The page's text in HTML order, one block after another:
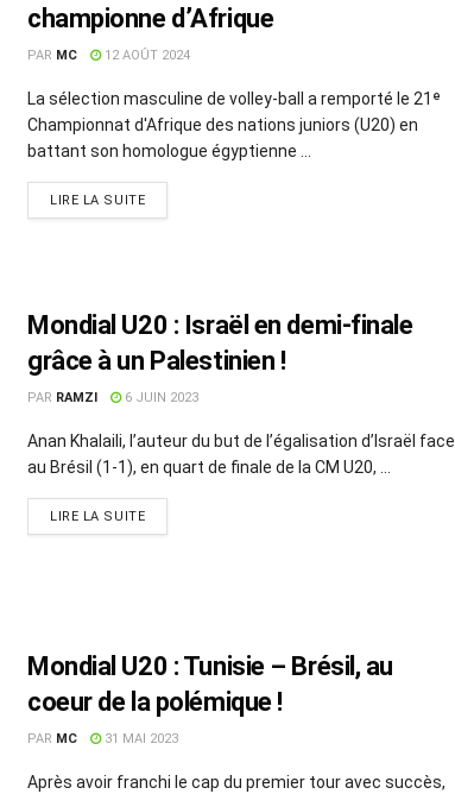
championne d’Afrique
PAR MC 12 AOÛT 2024
La sélection masculine de volley-ball a remporté le 21ᵉ
Championnat d'Afrique des nations juniors (U20) en
battant son homologue égyptienne ...
LIRE LA SUITE
Mondial U20 : Israël en demi-finale
grâce à un Palestinien !
PAR RAMZI 6 JUIN 2023
Anan Khalaili, l’auteur du but de l’égalisation d’Israël face
au Brésil (1-1), en quart de finale de la CM U20, ...
LIRE LA SUITE
Mondial U20 : Tunisie – Brésil, au
coeur de la polémique !
PAR MC 31 MAI 2023
Après avoir franchi le cap du premier tour avec succès,